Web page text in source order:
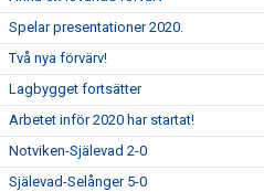
Spelar presentationer 2020.
Två nya förvärv!
Lagbygget fortsätter
Arbetet inför 2020 har startat!
Notviken-Själevad 2-0
Själevad-Selånger 5-0